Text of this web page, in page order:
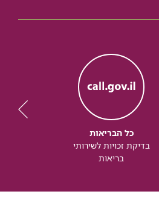
כל הבריאות
בדיקת זכויות לשירותי
בריאות